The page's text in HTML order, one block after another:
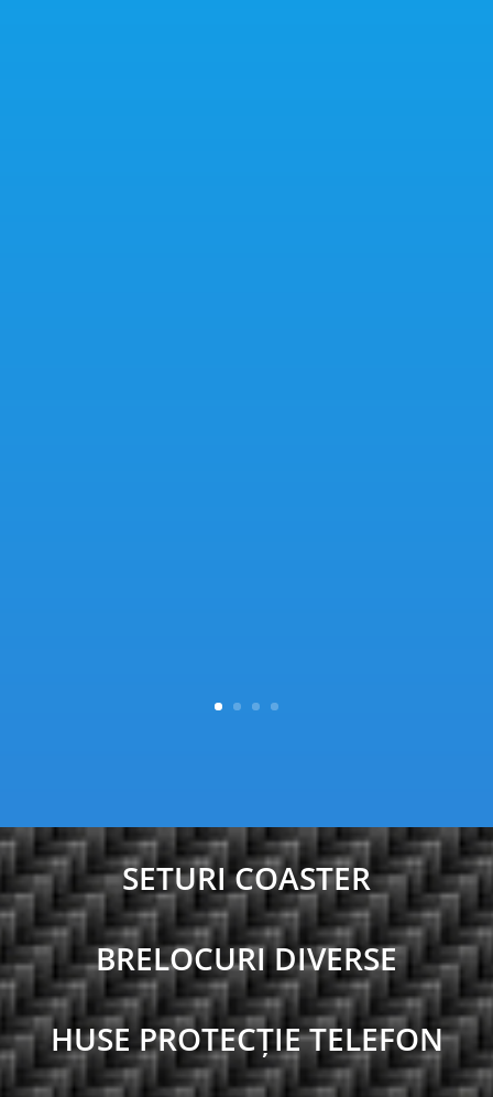
SETURI COASTER
BRELOCURI DIVERSE
HUSE PROTECȚIE TELEFON